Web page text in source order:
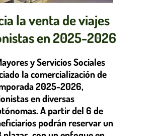
la venta de viajes
en 2025-2026
y Servicios Sociales
la comercialización de
2025-2026,
en diversas
A partir del 6 de
podrán reservar un